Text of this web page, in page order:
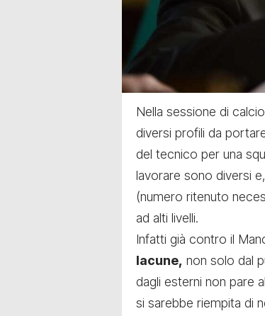
Nella sessione di
diversi profili da
del tecnico per una
lavorare sono diversi
(numero ritenuto
ad alti livelli.
Infatti già contro il
lacune, non solo dal
dagli esterni non pare
si sarebbe riempita di